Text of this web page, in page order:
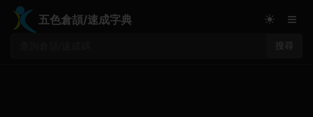
五色倉頡/速成字典
搜尋
☀ ≡